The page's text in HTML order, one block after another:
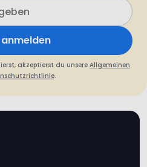
akzeptierst du unsere Allgemeinen
.